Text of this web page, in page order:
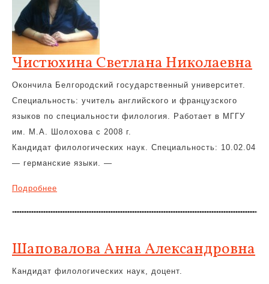
Чистюхина Светлана Николаевна
Окончила Белгородский государственный университет.
Специальность: учитель английского и французского
языков по специальности филология. Работает в МГГУ
им. М.А. Шолохова с 2008 г.
Кандидат филологических наук. Специальность: 10.02.04
— германские языки. —
Подробнее
Шаповалова Анна Александровна
Кандидат филологических наук, доцент.